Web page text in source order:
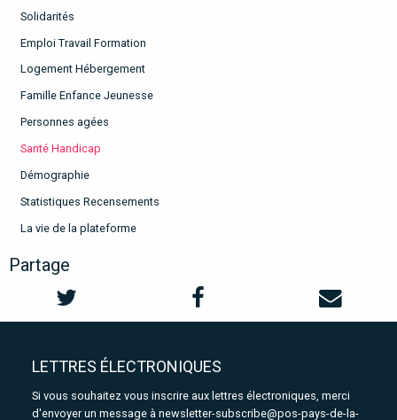
Solidarités
Emploi Travail Formation
Logement Hébergement
Famille Enfance Jeunesse
Personnes agées
Santé Handicap
Démographie
Statistiques Recensements
La vie de la plateforme
Partage
LETTRES ÉLECTRONIQUES
Si vous souhaitez vous inscrire aux lettres électroniques, merci
d'envoyer un message à newsletter-subscribe@pos-pays-de-la-